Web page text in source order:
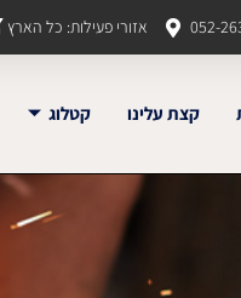
052- אזורי פעילות: כל הארץ
קצת עלינו קטלוג